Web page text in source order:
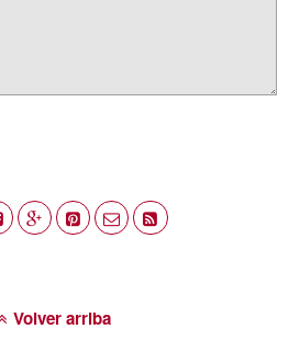
Volver arriba